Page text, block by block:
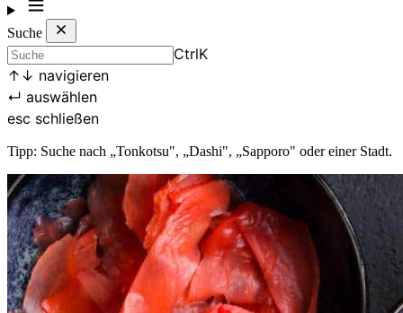
Suche
CtrlK
↑ ↓ navigieren
↵ auswählen
esc schließen
Tipp: Suche nach „Tonkotsu", „Dashi", „Sapporo" oder einer Stadt.